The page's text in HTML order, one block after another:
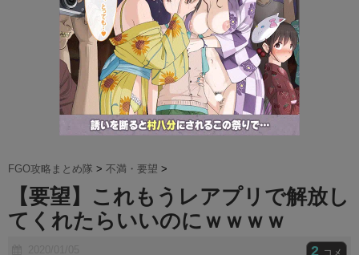
FGO攻略まとめ隊 > 不満・要望 >
【要望】これもうレアプリで解放し
てくれたらいいのにｗｗｗｗ
2 コメ